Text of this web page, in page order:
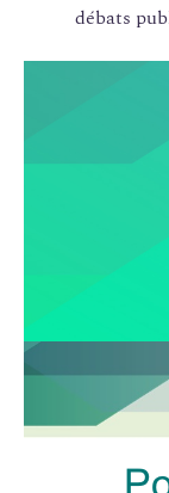
débats